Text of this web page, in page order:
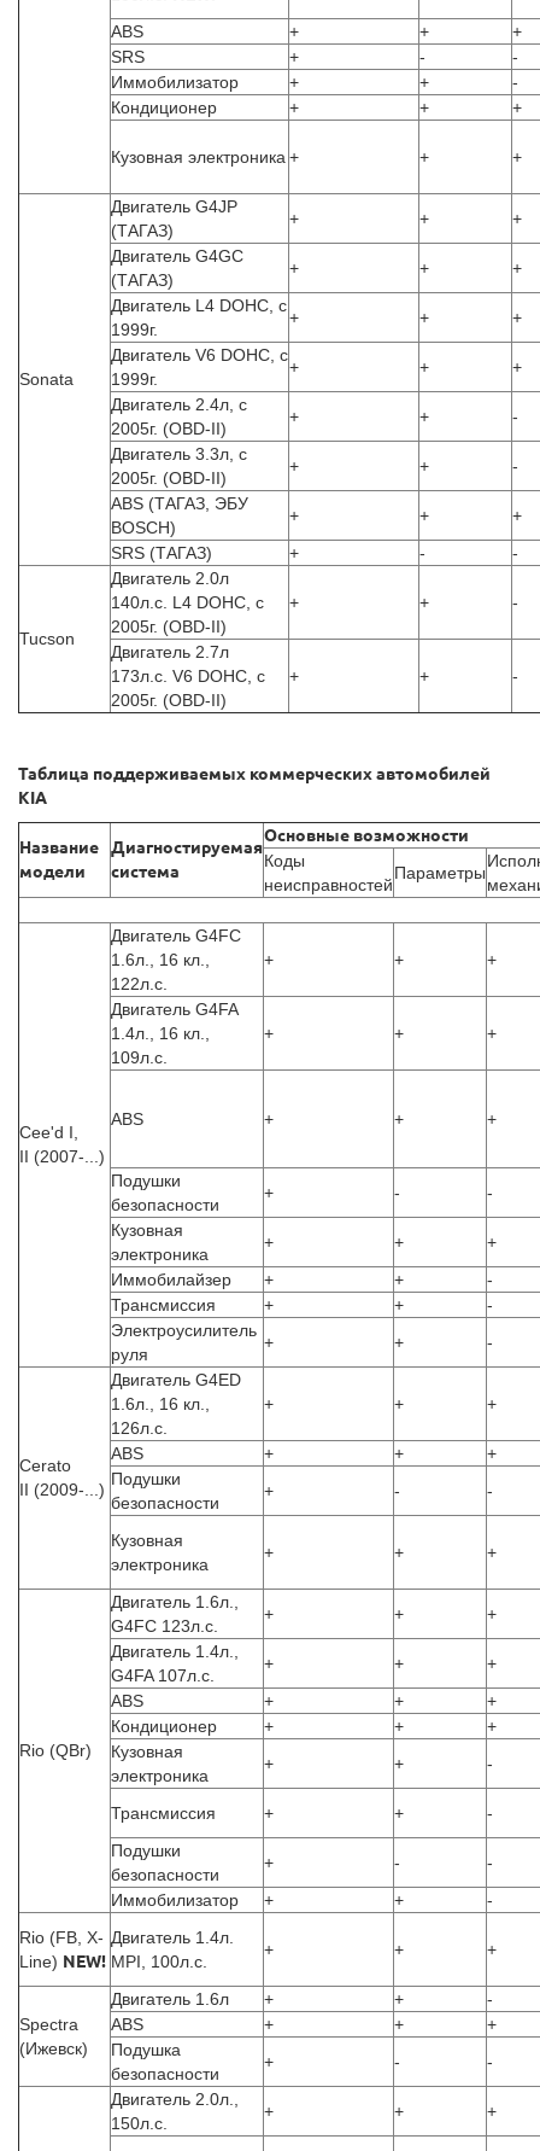
ABS + +
+
SRS
+ -
-
Иммобилизатор
+ +
-
Кондиционер
+ + +
Кузовная электроника + + +
Sonata
Двигатель G4JP
(ТАГАЗ)
+ +
+
Двигатель G4GC
(ТАГАЗ)
+ +
+
Двигатель L4 DOHC, с
1999г.
+ +
+
Двигатель V6 DOHC, с
1999г.
+ +
+
Двигатель 2.4л, с
2005г. (OBD-II)
+ +
-
Двигатель 3.3л, с
2005г. (OBD-II)
+ +
-
ABS (ТАГАЗ, ЭБУ
BOSCH)
+ +
+
SRS (ТАГАЗ)
+ - -
Tucson
Двигатель 2.0л
140л.с. L4 DOHC, с
2005г. (OBD-II)
+ + -
Двигатель 2.7л
173л.с. V6 DOHC, с
2005г. (OBD-II)
+ + -
Таблица поддерживаемых коммерческих автомобилей
KIA
Название
модели
Диагностируемая
система
Основные возможности
Коды
неисправностей
Параметры
Cee'd I,
II (2007-...)
Двигатель G4FC
1.6л., 16 кл.,
122л.с.
+ + +
Двигатель G4FA
1.4л., 16 кл.,
109л.с.
+ + +
ABS + + +
Подушки
безопасности
+ -
-
Кузовная
электроника
+ +
+
Иммобилайзер
+ +
-
Трансмиссия
+ +
-
Электроусилитель
руля
+ + -
Cerato
II (2009-...)
Двигатель G4ED
1.6л., 16 кл.,
126л.с.
+ + +
ABS + +
+
Подушки
безопасности
+ - -
Кузовная
электроника
+ + +
Rio (QBr)
Двигатель 1.6л.,
G4FC 123л.с.
+ +
+
Двигатель 1.4л.,
G4FA 107л.с.
+ +
+
ABS
+ +
+
Кондиционер
+ +
+
Кузовная
электроника
+ + -
Трансмиссия + +
-
Подушки
безопасности
+ -
-
Иммобилизатор
+ +
-
Rio (FB, X-
Line) NEW!
Двигатель 1.4л.
MPI, 100л.с.
+ + +
Spectra
(Ижевск)
Двигатель 1.6л + +
-
ABS
+ +
+
Подушка
безопасности
+ -
-
Двигатель 2.0л.,
150л.с.
+ + +